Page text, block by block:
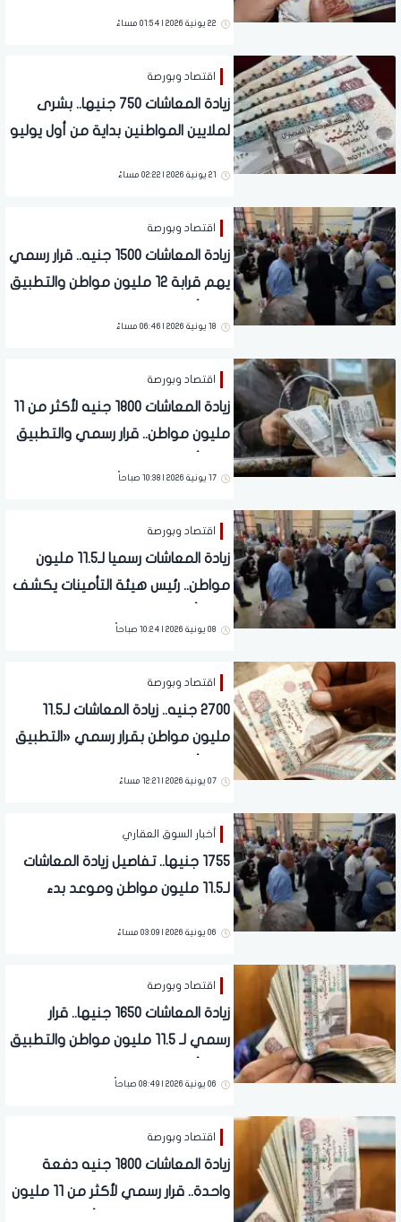
22 يونية 2026 | 01:54 مساءً
اقتصاد وبورصة
زيادة المعاشات 750 جنيها.. بشرى
لملايين المواطنين بداية من أول يوليو
21 يونية 2026 | 02:22 مساءً
اقتصاد وبورصة
زيادة المعاشات 1500 جنيه.. قرار رسمي
يهم قرابة 12 مليون مواطن والتطبيق
18 يونية 2026 | 06:46 مساءً
اقتصاد وبورصة
زيادة المعاشات 1800 جنيه لأكثر من 11
مليون مواطن.. قرار رسمي والتطبيق
17 يونية 2026 | 10:38 صباحاً
اقتصاد وبورصة
زيادة المعاشات رسميا لـ11.5 مليون
مواطن.. رئيس هيئة التأمينات يكشف
08 يونية 2026 | 10:24 صباحاً
اقتصاد وبورصة
2700 جنيه.. زيادة المعاشات لـ11.5
مليون مواطن بقرار رسمي «التطبيق
07 يونية 2026 | 12:21 مساءً
أخبار السوق العقاري
1755 جنيها.. تفاصيل زيادة المعاشات
لـ11.5 مليون مواطن وموعد بدء
06 يونية 2026 | 03:09 مساءً
اقتصاد وبورصة
زيادة المعاشات 1650 جنيها.. قرار
رسمي لـ 11.5 مليون مواطن والتطبيق
06 يونية 2026 | 08:49 صباحاً
اقتصاد وبورصة
زيادة المعاشات 1800 جنيه دفعة
واحدة.. قرار رسمي لأكثر من 11 مليون